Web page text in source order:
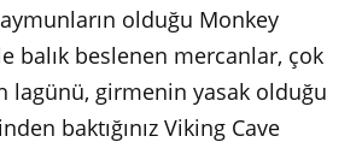
olduğu Monkey
balık beslenen mercanlar, çok
lagünü, girmenin yasak olduğu
baktığınız Viking Cave